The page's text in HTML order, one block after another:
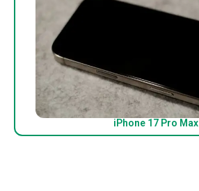
iPhone 17 Pro Max